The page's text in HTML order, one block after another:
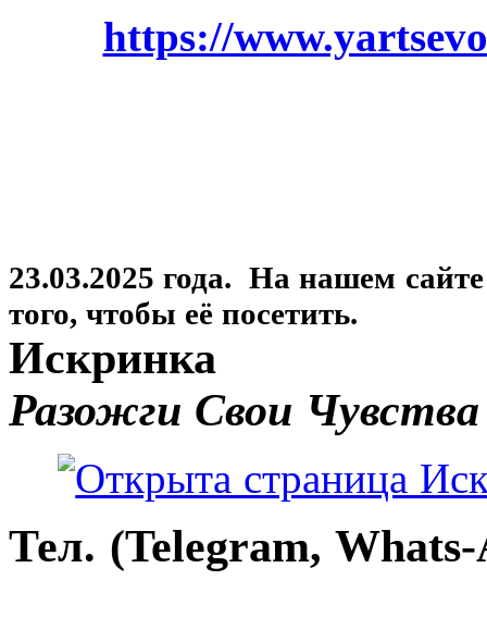
https://
23.03.2025 года. На нашем
того, чтобы её посетить.
Искринка
Разожги Свои Чувства
Тел. (Telegram,